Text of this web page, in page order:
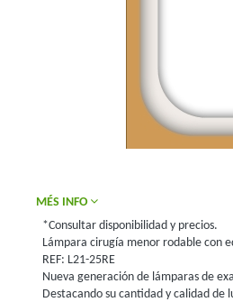
MÉS INFO
*Consultar disponibilidad y precios.
Lámpara cirugía menor rodable con
REF: L21-25RE
Nueva generación de lámparas de
Destacando su cantidad y calidad